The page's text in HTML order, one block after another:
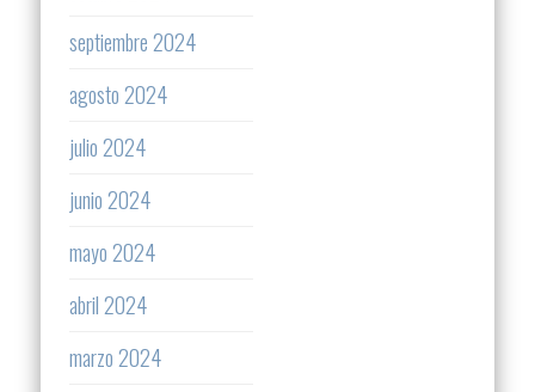
septiembre 2024
agosto 2024
julio 2024
junio 2024
mayo 2024
abril 2024
marzo 2024